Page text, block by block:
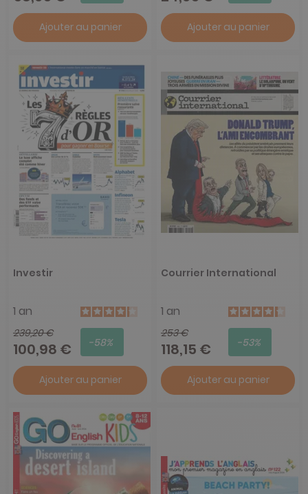
Ajouter au panier Ajouter au panier
Investir
1 an
239,20 €
100,98 € -58%
Ajouter au panier
Courrier International
1 an
253 €
118,15 € -53%
Ajouter au panier